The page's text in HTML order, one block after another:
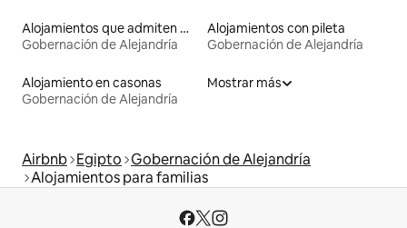
Alojamientos que admiten mascotas
Gobernación de Alejandría
Alojamientos con pileta
Gobernación de Alejandría
Alojamiento en casonas
Gobernación de Alejandría
Mostrar más
Airbnb Egipto Gobernación de Alejandría
Alojamientos para familias